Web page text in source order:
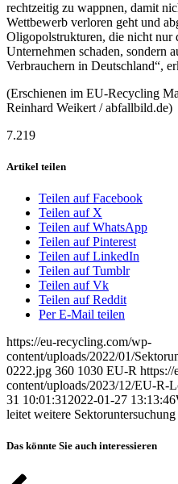
rechtzeitig zu wappnen, damit
Wettbewerb verloren geht und
Oligopolstrukturen, die nicht nur
Unternehmen schaden, sondern
Verbrauchern in Deutschland“,
(Erschienen im EU-Recycling
Reinhard Weikert / abfallbild.de)
7.219
Artikel teilen
Teilen auf Facebook
Teilen auf X
Teilen auf WhatsApp
Teilen auf Pinterest
Teilen auf LinkedIn
Teilen auf Tumblr
Teilen auf Vk
Teilen auf Reddit
Per E-Mail teilen
https://eu-recycling.com/wp-
content/uploads/2022/01/
0222.jpg 360 1030 EU-R https://
content/uploads/2023/12/EU-R-
31 10:01:31 2022-01-27 13:13:46
leitet weitere
Das könnte Sie auch interessieren